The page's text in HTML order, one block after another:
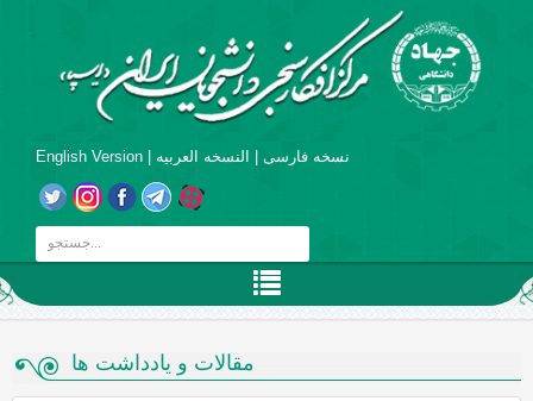
نسخه فارسی النسخه العربیه English Version
مقالات و یادداشت ها